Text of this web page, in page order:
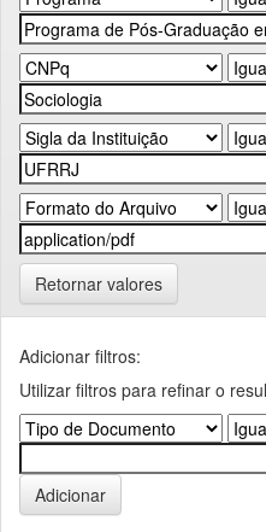
Retornar valores
Adicionar filtros:
Utilizar filtros para refinar o